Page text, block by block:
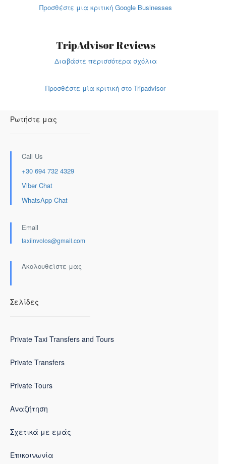
Προσθέστε μια κριτική Google Businesses
TripAdvisor Reviews
Διαβάστε περισσότερα σχόλια
Προσθέστε μία κριτική στο Tripadvisor
Ρωτήστε μας
Call Us
+30 694 732 4329
Viber Chat
WhatsApp Chat
Email
taxiinvolos@gmail.com
Ακολουθείστε μας
Σελίδες
Private Taxi Transfers and Tours
Private Transfers
Private Tours
Αναζήτηση
Σχετικά με εμάς
Επικοινωνία